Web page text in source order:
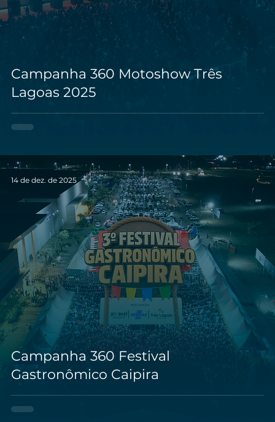
Campanha 360 Motoshow Três
Lagoas 2025
Campanha 360 Festival
Gastronômico Caipira
14 de dez. de 2025